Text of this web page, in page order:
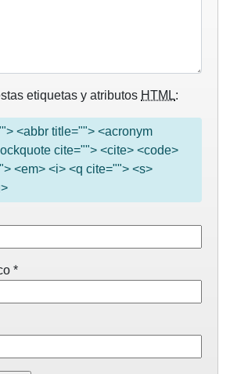
etiquetas y atributos HTML:
<abbr title=""> <acronym
cite=""> <cite> <code>
<em> <i> <q cite=""> <s>
*